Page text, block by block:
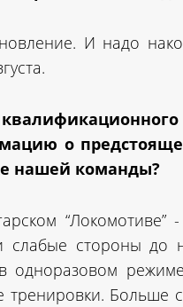
И надо
о
нашей команды?
“Локомотиве” -
слабые стороны до
одноразовом
тренировки. Больше